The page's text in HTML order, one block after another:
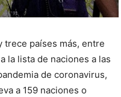
trece países más, entre
la lista de naciones a las
de coronavirus,
a 159 naciones o